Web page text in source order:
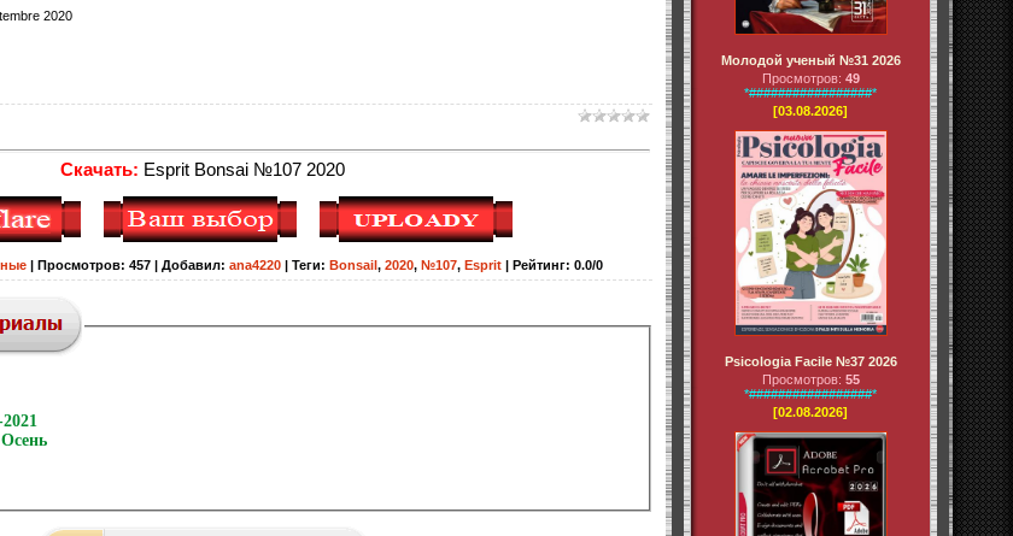
2020
Скачать: Esprit Bonsai №107 2020
| Просмотров: 457| Добавил: ana4220 Теги: Bonsail , 2020, №107, Esprit Рейтинг: 0.0/0
Молодой ученый №31 2026
Просмотров: 49
*#################*
[03.08.2026]
Psicologia Facile №37 2026
Просмотров: 55
*#################*
[02.08.2026]